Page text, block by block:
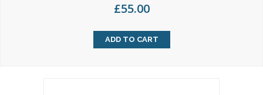
£55.00
ADD TO CART